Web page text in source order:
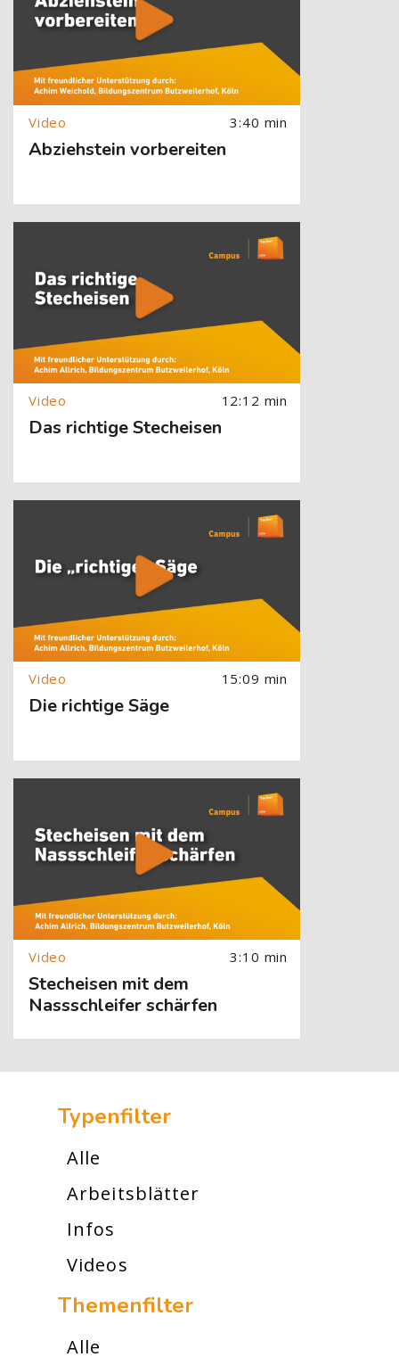
3:40 min
Abziehstein vorbereiten
[Cocoon] About (Text with Image) überspringen
12:12 min
Das richtige Stecheisen
[Cocoon] About (Text with Image) überspringen
15:09 min
Die richtige Säge
[Cocoon] About (Text with Image) überspringen
3:10 min
Stecheisen mit dem
Nassschleifer schärfen
Typenfilter
Alle
Arbeitsblätter
Infos
Videos
Themenfilter
Alle